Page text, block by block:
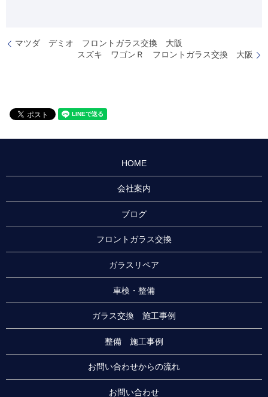
マツダ デミオ フロントガラス交換 大阪
スズキ ワゴンＲ フロントガラス交換 大阪
HOME
会社案内
ブログ
フロントガラス交換
ガラスリペア
車検・整備
ガラス交換 施工事例
整備 施工事例
お問い合わせからの流れ
お問い合わせ